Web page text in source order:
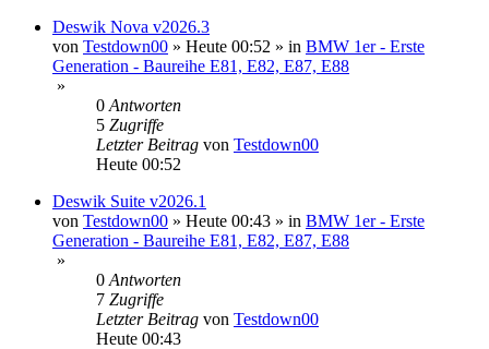
Deswik Nova v2026.3
von Testdown00 » Heute 00:52 » in BMW 1er - Erste
Generation - Baureihe E81, E82, E87, E88
»
0 Antworten
5 Zugriffe
Letzter Beitrag von Testdown00
Heute 00:52
Deswik Suite v2026.1
von Testdown00 » Heute 00:43 » in BMW 1er - Erste
Generation - Baureihe E81, E82, E87, E88
»
0 Antworten
7 Zugriffe
Letzter Beitrag von Testdown00
Heute 00:43